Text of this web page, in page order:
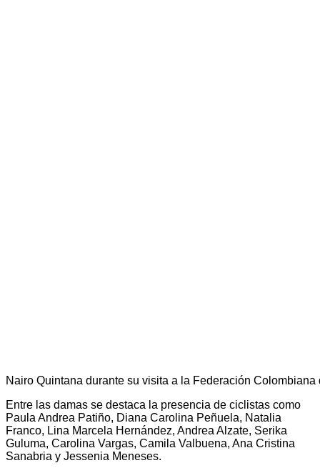
Nairo Quintana durante su visita a la Federación Colombiana
Entre las damas se destaca la presencia de ciclistas como
Paula Andrea Patiño, Diana Carolina Peñuela, Natalia
Franco, Lina Marcela Hernández, Andrea Alzate, Serika
Guluma, Carolina Vargas, Camila Valbuena, Ana Cristina
Sanabria y Jessenia Meneses.